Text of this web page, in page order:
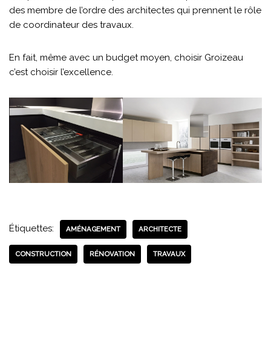
des membre de l’ordre des architectes qui prennent le rôle
de coordinateur des travaux.
En fait, même avec un budget moyen, choisir Groizeau
c’est choisir l’excellence.
Étiquettes: AMÉNAGEMENT ARCHITECTE
CONSTRUCTION RÉNOVATION TRAVAUX